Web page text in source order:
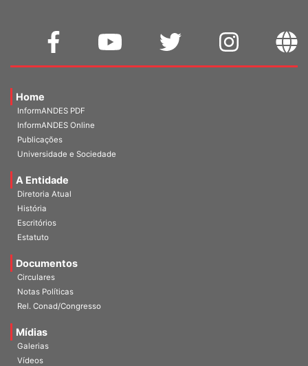
Home
InformANDES PDF
InformANDES Online
Publicações
Universidade e Sociedade
A Entidade
Diretoria Atual
História
Escritórios
Estatuto
Documentos
Circulares
Notas Políticas
Rel. Conad/Congresso
Mídias
Galerias
Vídeos